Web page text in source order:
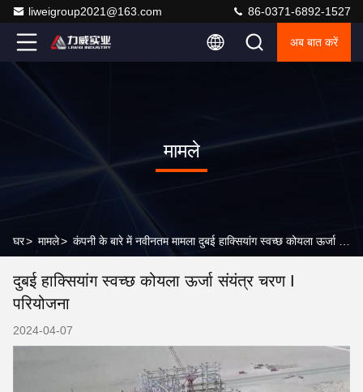
liweigroup2021@163.com 86-0371-6892-1527
अब बात करें
मामले
घर> मामले>
दुबई हाक्सियांग स्वच्छ कोयला ऊर्जा संयंत्र चरण I
परियोजना
2024-04-07